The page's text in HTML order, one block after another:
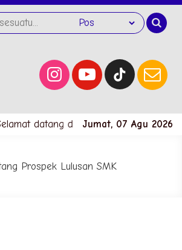
Jumat, 07 Agu 2026
datang di website SMK Negeri 1
Prospek Lulusan SMK